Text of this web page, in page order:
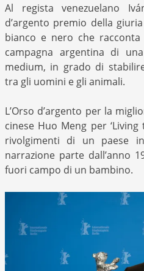
Al regista venezuelano
d’argento premio della giuria
bianco e nero che
campagna argentina di
medium, in grado di
tra gli uomini e gli animali.
L’Orso d’argento per la
cinese Huo Meng per
rivolgimenti di un paese
narrazione parte dall’anno
fuori campo di un bambino.